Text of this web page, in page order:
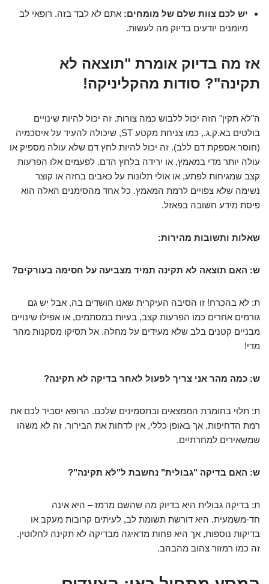
יש לכם צוות שלם של מומחים: אתם לא לבד בזה. רופאי לב
מיומנים יודעים בדיוק מה לעשות.
אז מה בדיוק אומרת "תוצאה לא
תקינה"? סודות מהקליניקה!
ה"לא תקין" הזה יכול ללבוש כמה צורות. זה יכול להיות שינויים
בולטים בא.ק.ג., כמו צניחת מקטע ST, שיכולה להעיד על איסכמיה
(חוסר אספקת דם ללב). זה יכול להיות לחץ דם שלא עולה מספיק או
עולה יותר מדי במאמץ, או ירידה בלחץ הדם. לפעמים אלו הפרעות
קצב שמגיחות לפתע, או אולי תלונות על כאבים בחזה או קוצר
נשימה שלא צפויים לרמת המאמץ. כל אחד מהסימנים האלה הוא
פיסת מידע חשובה בפאזל.
שאלות ותשובות מהירות:
ש: האם תוצאה לא תקינה תמיד מצביעה על חסימה בעורקים?
ת: לא בהכרח! זו הסיבה העיקרית שאנו חושדים בה, אבל יש גם
גורמים אחרים כמו הפרעות קצב, בעיות במסתמים, או אפילו שינויים
מבניים קטנים בלב שלא מעידים על מחלה. אל תסיקו מסקנות מהר
מדי!
ש: כמה מהר אני צריך לפעול לאחר בדיקה לא תקינה?
ת: תלוי בחומרת הממצאים ובתסמינים שלכם. הרופא יסביר לכם את
רמת הדחיפות, אך באופן כללי, אין לדחות את הבירור. זה לא משהו
שמשאירים למחרתיים.
ש: האם בדיקה "גבולית" נחשבת ל"לא תקינה"?
ת: בדיקה גבולית היא בדיוק מה שהשם מרמז – היא אינה
חד-משמעית. היא דורשת תשומת לב, לעיתים קרובות מעקב או
בדיקות נוספות, אך היא פחות מדאיגה מבדיקה לא תקינה לחלוטין.
זה כמו רמזור צהוב מהבהב.